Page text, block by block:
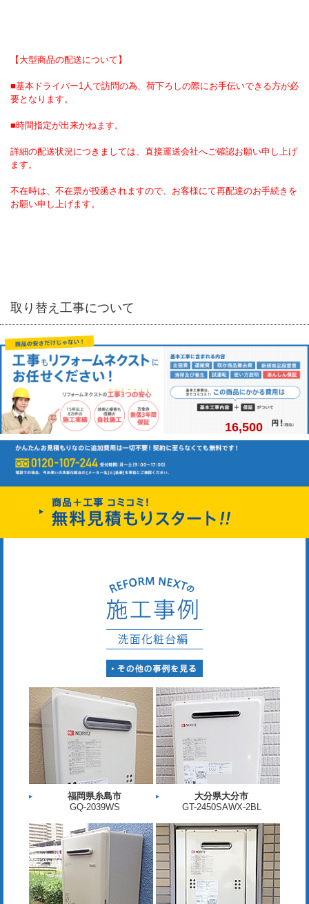
【大型商品の配送について】
■基本ドライバー1人で訪問の為、荷下ろしの際にお手伝いできる方が必
要となります。
■時間指定が出来かねます。
詳細の配送状況につきましては、直接運送会社へご確認お願い申し上げ
ます。
不在時は、不在票が投函されますので、お客様にて再配達のお手続きを
お願い申し上げます。
取り替え工事について
16,500
福岡県糸島市
GQ-2039WS
大分県大分市
GT-2450SAWX-2BL